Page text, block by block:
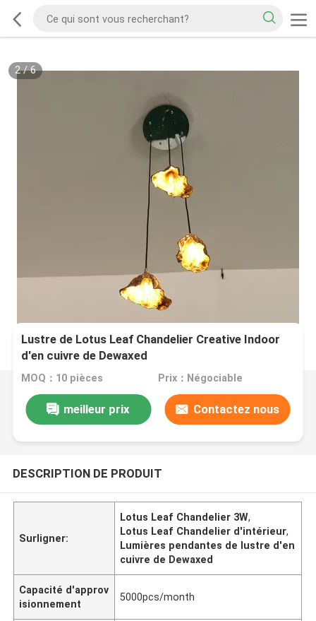
2/6
Lustre de Lotus Leaf Chandelier Creative Indoor
d'en cuivre de Dewaxed
MOQ：10 pièces Prix：Négociable
meilleur prix Contactez nous
DESCRIPTION DE PRODUIT
Surligner:
Lotus Leaf Chandelier 3W,
Lotus Leaf Chandelier d'intérieur,
Lumières pendantes de lustre d'en
cuivre de Dewaxed
Capacité d'approv
isionnement
5000pcs/month